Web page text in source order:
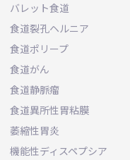
バレット食道
食道裂孔ヘルニア
食道ポリープ
食道がん
食道静脈瘤
食道異所性胃粘膜
萎縮性胃炎
機能性ディスペプシア